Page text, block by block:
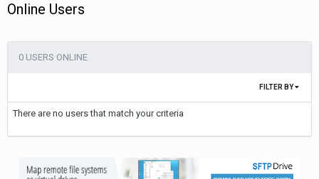
Online Users
0 USERS ONLINE
FILTER BY
There are no users that match your criteria